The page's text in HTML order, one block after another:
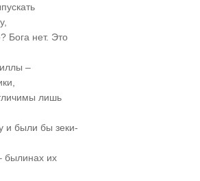
Бога нет. Это
–
лишь
и были бы зеки-
былинах их